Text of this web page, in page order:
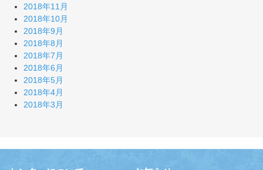
2018年11月
2018年10月
2018年9月
2018年8月
2018年7月
2018年6月
2018年5月
2018年4月
2018年3月